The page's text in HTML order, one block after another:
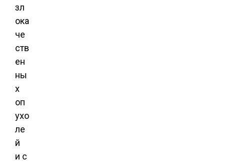
зл
ока
че
ств
ен
ны
х
оп
ухо
ле
й
и с